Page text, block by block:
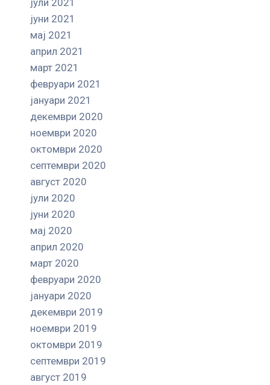
јуни 2021
мај 2021
април 2021
март 2021
февруари 2021
јануари 2021
декември 2020
ноември 2020
октомври 2020
септември 2020
август 2020
јули 2020
јуни 2020
мај 2020
април 2020
март 2020
февруари 2020
јануари 2020
декември 2019
ноември 2019
октомври 2019
септември 2019
август 2019